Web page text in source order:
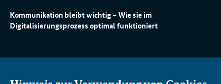
Kommunikation bleibt wichtig – Wie sie im
Digitalisierungsprozess optimal funktioniert